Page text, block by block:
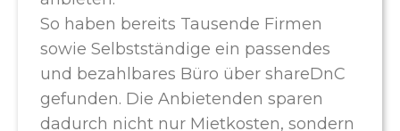
So haben bereits Tausende Firmen
sowie Selbstständige ein passendes
und bezahlbares Büro über shareDnC
gefunden. Die Anbietenden sparen
dadurch nicht nur Mietkosten, sondern